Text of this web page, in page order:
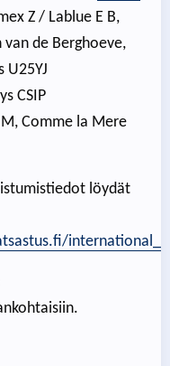
Z / Lablue E B,
van de Berghoeve,
U25YJ
CSIP
Comme la Mere
löydät